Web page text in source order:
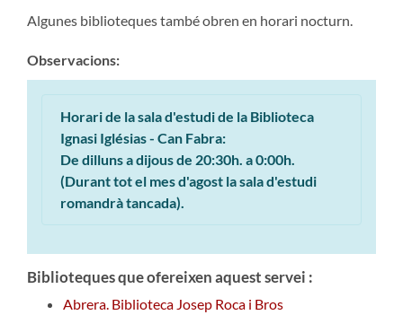
Algunes biblioteques també obren en horari nocturn.
Observacions:
Horari de la sala d'estudi de la Biblioteca
Ignasi Iglésias - Can Fabra:
De dilluns a dijous de 20:30h. a 0:00h.
(Durant tot el mes d'agost la sala d'estudi
romandrà tancada).
Biblioteques que ofereixen aquest servei :
Abrera. Biblioteca Josep Roca i Bros